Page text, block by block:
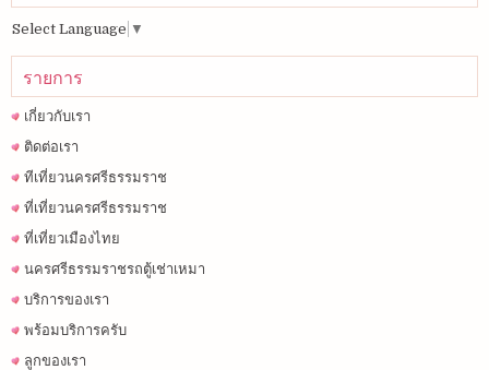
Select Language ▼
รายการ
เกี่ยวกับเรา
ติดต่อเรา
ทีเที่ยวนครศรีธรรมราช
ที่เที่ยวนครศรีธรรมราช
ที่เที่ยวเมืองไทย
นครศรีธรรมราชรถตู้เช่าเหมา
บริการของเรา
พร้อมบริการครับ
ลูกของเรา